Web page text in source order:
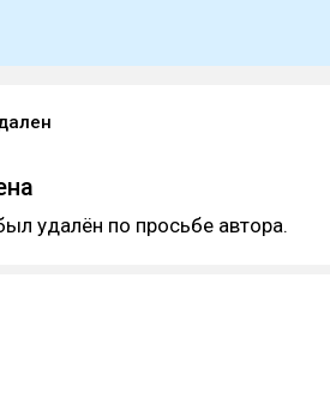
удалён по просьбе автора.